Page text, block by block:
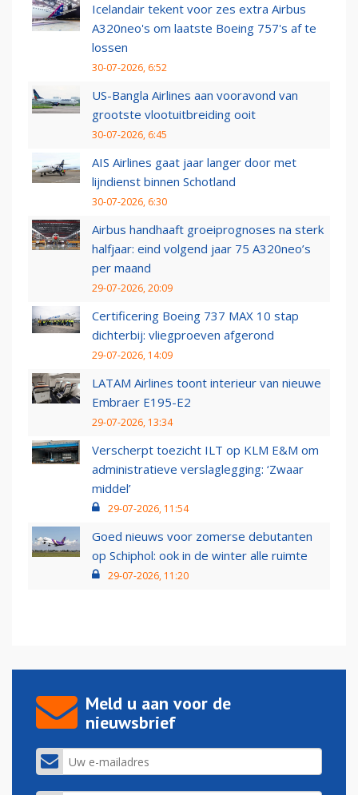
Icelandair tekent voor zes extra Airbus
A320neo's om laatste Boeing 757's af te
lossen
30-07-2026, 6:52
US-Bangla Airlines aan vooravond van
grootste vlootuitbreiding ooit
30-07-2026, 6:45
AIS Airlines gaat jaar langer door met
lijndienst binnen Schotland
30-07-2026, 6:30
Airbus handhaaft groeiprognoses na sterk
halfjaar: eind volgend jaar 75 A320neo’s
per maand
29-07-2026, 20:09
Certificering Boeing 737 MAX 10 stap
dichterbij: vliegproeven afgerond
29-07-2026, 14:09
LATAM Airlines toont interieur van nieuwe
Embraer E195-E2
29-07-2026, 13:34
Verscherpt toezicht ILT op KLM E&M om
administratieve verslaglegging: ‘Zwaar
middel’
29-07-2026, 11:54
Goed nieuws voor zomerse debutanten
op Schiphol: ook in de winter alle ruimte
29-07-2026, 11:20
Meld u aan voor de
nieuwsbrief